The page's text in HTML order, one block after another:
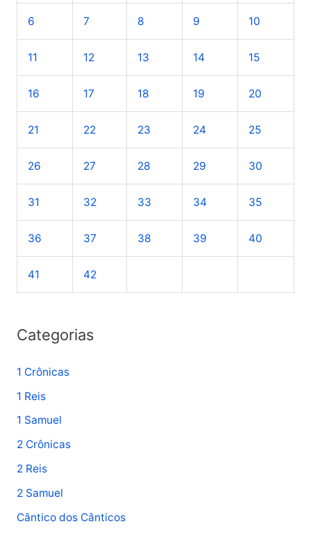
s
p
r
6 7 8 9 10
11 12 13 14 15
16 17 18 19 20
21 22 23 24 25
26 27 28 29 30
31 32 33 34 35
36 37 38 39 40
41 42
Categorias
1 Crônicas
1 Reis
1 Samuel
2 Crônicas
2 Reis
2 Samuel
Cântico dos Cânticos